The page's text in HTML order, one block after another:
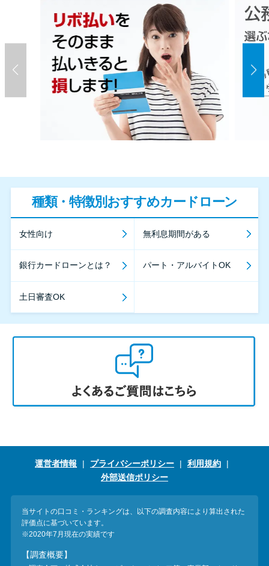
種類・特徴別おすすめカードローン
女性向け 無利息期間がある
銀行カードローンとは？ パート・アルバイトOK
土日審査OK
運営者情報 プライバシーポリシー
利用規約
外部送信ポリシー
当サイトの口コミ・ランキングは、以下の調査内容により算出された
評価点に基づいています。
※2020年7月現在の実績です
【調査概要】